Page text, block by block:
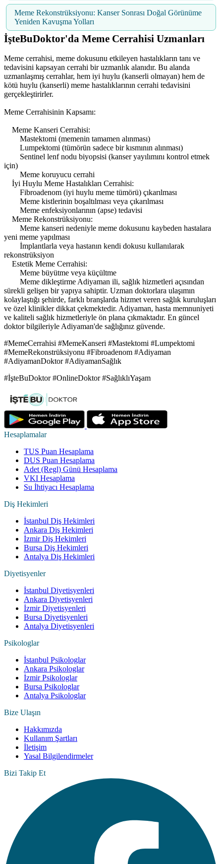
Meme Rekonstrüksiyonu: Kanser Sonrası Doğal Görünüme
Yeniden Kavuşma Yolları
İşteBuDoktor'da Meme Cerrahisi Uzmanları
Meme cerrahisi, meme dokusunu etkileyen hastalıkların tanı ve
tedavisini kapsayan cerrahi bir uzmanlık alanıdır. Bu alanda
uzmanlaşmış cerrahlar, hem iyi huylu (kanserli olmayan) hem de
kötü huylu (kanserli) meme hastalıklarının cerrahi tedavisini
gerçekleştirirler.
Meme Cerrahisinin Kapsamı:
Meme Kanseri Cerrahisi:
Mastektomi (memenin tamamen alınması)
Lumpektomi (tümörün sadece bir kısmının alınması)
Sentinel lenf nodu biyopsisi (kanser yayılımını kontrol etmek
için)
Meme koruyucu cerrahi
İyi Huylu Meme Hastalıkları Cerrahisi:
Fibroadenom (iyi huylu meme tümörü) çıkarılması
Meme kistlerinin boşaltılması veya çıkarılması
Meme enfeksiyonlarının (apse) tedavisi
Meme Rekonstrüksiyonu:
Meme kanseri nedeniyle meme dokusunu kaybeden hastalara
yeni meme yapılması
İmplantlarla veya hastanın kendi dokusu kullanılarak
rekonstrüksiyon
Estetik Meme Cerrahisi:
Meme büyütme veya küçültme
Meme dikleştirme Adiyaman ili, sağlık hizmetleri açısından
sürekli gelişen bir yapıya sahiptir. Uzman doktorlara ulaşımın
kolaylaştığı şehirde, farklı branşlarda hizmet veren sağlık kuruluşları
ve özel klinikler dikkat çekmektedir. Adiyaman, hasta memnuniyeti
ve kaliteli sağlık hizmetleriyle ön plana çıkmaktadır. En güncel
doktor bilgileriyle Adiyaman'de sağlığınız güvende.
#MemeCerrahisi #MemeKanseri #Mastektomi #Lumpektomi
#MemeRekonstrüksiyonu #Fibroadenom #Adiyaman
#AdiyamanDoktor #AdiyamanSağlık
#İşteBuDoktor #OnlineDoktor #SağlıklıYaşam
Hesaplamalar
TUS Puan Hesaplama
DUS Puan Hesaplama
Adet (Regl) Günü Hesaplama
VKI Hesaplama
Su İhtiyacı Hesaplama
Diş Hekimleri
İstanbul Diş Hekimleri
Ankara Diş Hekimleri
İzmir Diş Hekimleri
Bursa Diş Hekimleri
Antalya Diş Hekimleri
Diyetisyenler
İstanbul Diyetisyenleri
Ankara Diyetisyenleri
İzmir Diyetisyenleri
Bursa Diyetisyenleri
Antalya Diyetisyenleri
Psikologlar
İstanbul Psikologlar
Ankara Psikologlar
İzmir Psikologlar
Bursa Psikologlar
Antalya Psikologlar
Bize Ulaşın
Hakkımızda
Kullanım Şartları
İletişim
Yasal Bilgilendirmeler
Bizi Takip Et